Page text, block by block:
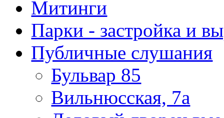
Митинги
Парки - застройка и
Публичные слушания
Бульвар 85
Вильнюсская, 7а